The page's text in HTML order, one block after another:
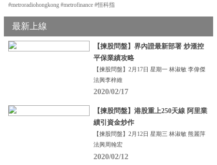
#metroradiohongkong #metrofinance #恒科指
最新上線
【揀股問盤】界內證最新部署 炒滙控
平保業績攻略
【揀股問盤】2月17日 星期一 林淑敏 李偉傑
法興李梓維
2020/02/17
【揀股問盤】港股重上250天線 阿里業
績引資金炒作
【揀股問盤】2月12日 星期三 林淑敏 熊麗萍
法興周翰宏
2020/02/12